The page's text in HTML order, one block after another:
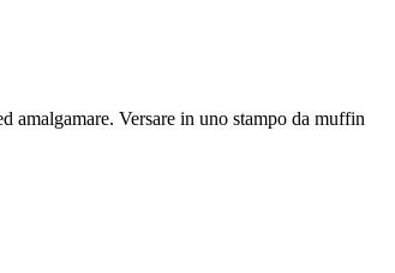
amalgamare. Versare in uno stampo da muffin